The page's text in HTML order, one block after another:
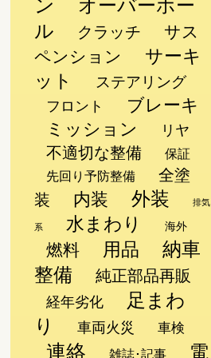
ン
オーバーホー
ル
クラッチ
サス
ペンション
サーキ
ット
ステアリング
フロント
ブレーキ
ミッション
リヤ
不適切な整備
保証
先回り予防整備
全塗
装
内装 外装 排気
系 水まわり 海外
燃料 用品
納車
整備
純正部品再販
経年劣化
足まわ
り
車両火災 車検
連絡 雑誌･記事 電